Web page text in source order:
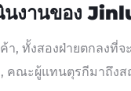
นงานของ
า, ทั้งสองฝ่ายตกลงที่
คณะผู้แทนตุรกีมาถึง